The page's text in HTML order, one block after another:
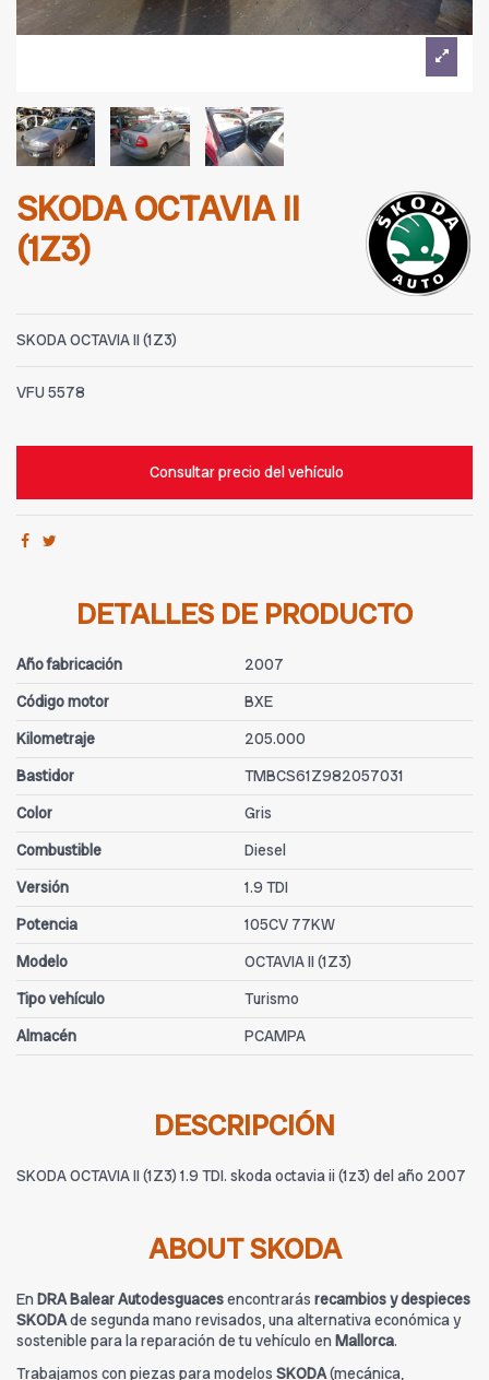
SKODA OCTAVIA II
(1Z3)
SKODA OCTAVIA II (1Z3)
VFU 5578
Consultar precio del vehículo
DETALLES DE PRODUCTO
Año fabricación
2007
Código motor
BXE
Kilometraje
205.000
Bastidor
TMBCS61Z982057031
Color
Gris
Combustible
Diesel
Versión
1.9 TDI
Potencia
105CV 77KW
Modelo
OCTAVIA II (1Z3)
Tipo vehículo
Turismo
Almacén
PCAMPA
DESCRIPCIÓN
SKODA OCTAVIA II (1Z3) 1.9 TDI. skoda octavia ii (1z3) del año 2007
ABOUT SKODA
En DRA Balear Autodesguacesencontrarás recambios y despieces
SKODAde segunda mano revisados, una alternativa económica y
sostenible para la reparación de tu vehículo en Mallorca.
Trabajamos con piezas para modelos SKODA(mecánica,